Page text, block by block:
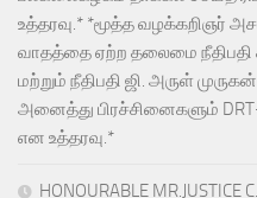
உத்தரவு.* *மூத்த வழக்கறிஞர்
வாதத்தை ஏற்ற தலைமை நீதிபதி
மற்றும் நீதிபதி ஜி. அருள்
அனைத்து பிரச்சினைகளும்
என உத்தரவு.*
HONOURABLE MR.JUSTICE